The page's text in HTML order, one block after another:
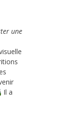
une
Il a